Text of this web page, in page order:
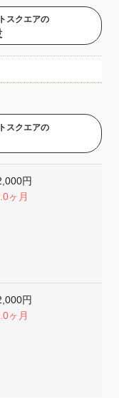
スクエアの
スクエアの
円
ヶ月
円
ヶ月